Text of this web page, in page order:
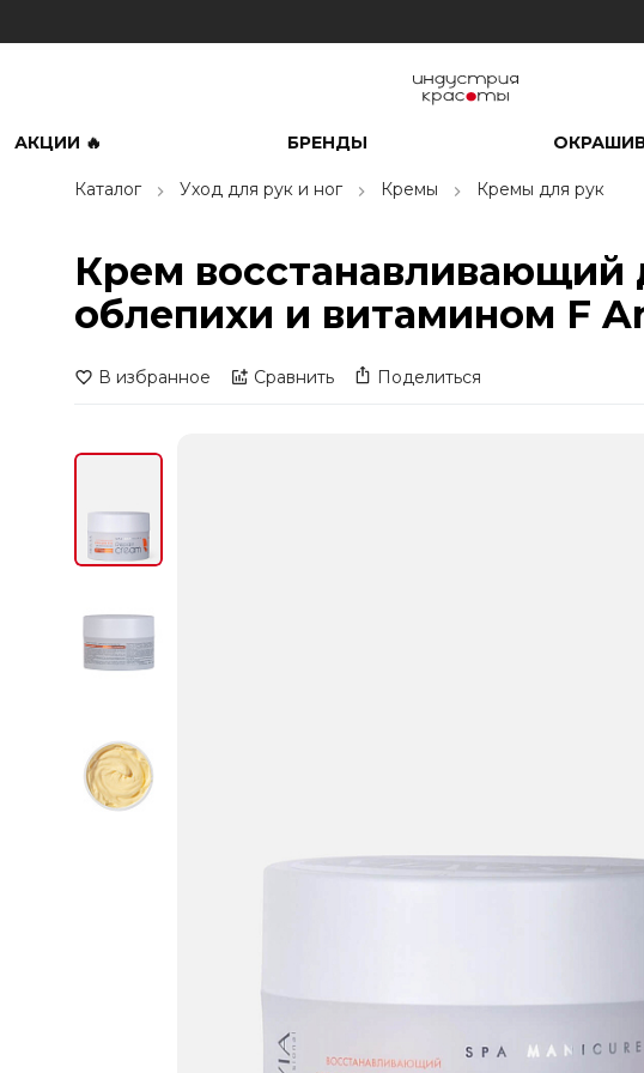
АКЦИИ 🔥 БРЕНДЫ
Каталог Уход для рук и ног Кремы Кремы для рук
Крем восстанавливающий
облепихи и витамином F
В избранное Сравнить Поделиться